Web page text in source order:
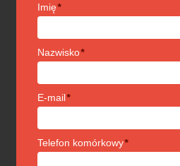
Popularne
przemysłowym
Imię*
Nazwisko*
E-mail*
Telefon komórkowy*